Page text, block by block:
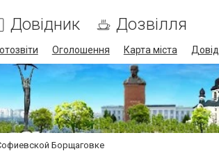
Довідник Дозвілля
Оголошення Карта міста
Борщаговке